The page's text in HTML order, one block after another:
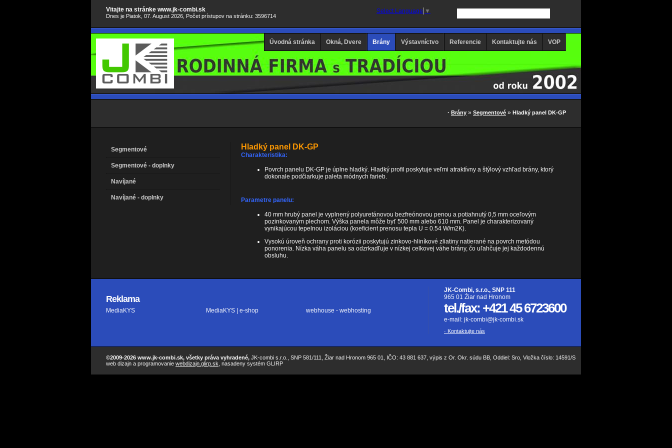
Vitajte na stránke www.jk-combi.sk
Dnes je Piatok, 07. August 2026, Počet prístupov na stránku: 3596714
Select Language ▼
Úvodná stránka Okná, Dvere Brány Výstavníctvo Referencie Kontaktujte nás VOP
· Brány » Segmentové » Hladký panel DK-GP
Segmentové
Segmentové - doplnky
Navíjané
Navíjané - doplnky
Hladký panel DK-GP
Charakteristika:
Povrch panelu DK-GP je úplne hladký. Hladký profil poskytuje veľmi atraktívny a štýlový vzhľad brány, ktorý
dokonale podčiarkuje paleta módnych farieb.
Parametre panelu:
40 mm hrubý panel je vyplnený polyuretánovou bezfreónovou penou a potiahnutý 0,5 mm oceľovým
pozinkovaným plechom. Výška panela môže byť 500 mm alebo 610 mm. Panel je charakterizovaný
vynikajúcou tepelnou izoláciou (koeficient prenosu tepla U = 0.54 W/m2K).
Vysokú úroveň ochrany proti korózii poskytujú zinkovo-hliníkové zliatiny natierané na povrch metódou
ponorenia. Nízka váha panelu sa odzrkadľuje v nízkej celkovej váhe brány, čo uľahčuje jej každodennú
obsluhu.
Reklama
MediaKYS MediaKYS | e-shop webhouse - webhosting
JK-Combi, s.r.o., SNP 111
965 01 Źiar nad Hronom
tel./fax: +421 45 6723600
e-mail: jk-combi@jk-combi.sk
· Kontaktujte nás
©2009-2026 www.jk-combi.sk, všetky práva vyhradené, JK-combi s.r.o., SNP 581/111, Žiar nad Hronom 965 01, IČO: 43 881 637, výpis z Or. Okr. súdu BB, Oddiel: Sro, Vložka číslo: 14591/S
web dizajn a programovanie webdizajn.glirp.sk , nasadeny systém GLIRP